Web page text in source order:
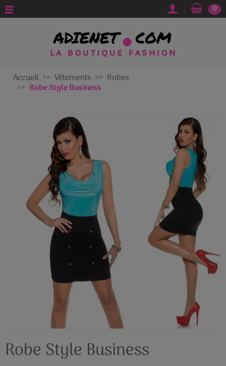
0
Accueil Vêtements Robes
Robe Style Business
Robe Style Business